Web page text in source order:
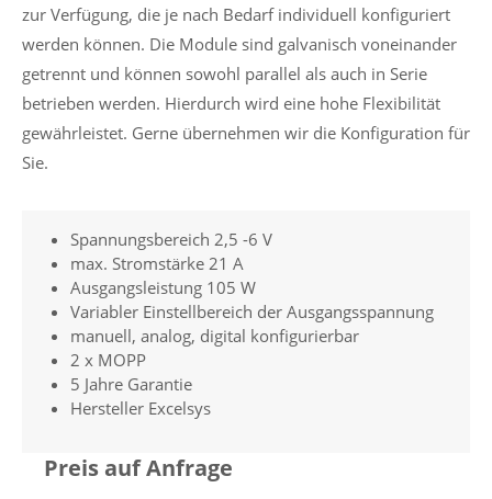
zur Verfügung, die je nach Bedarf individuell konfiguriert
werden können. Die Module sind galvanisch voneinander
getrennt und können sowohl parallel als auch in Serie
betrieben werden. Hierdurch wird eine hohe Flexibilität
gewährleistet. Gerne übernehmen wir die Konfiguration für
Sie.
Spannungsbereich 2,5 -6 V
max. Stromstärke 21 A
Ausgangsleistung 105 W
Variabler Einstellbereich der Ausgangsspannung
manuell, analog, digital konfigurierbar
2 x MOPP
5 Jahre Garantie
Hersteller Excelsys
Preis auf Anfrage